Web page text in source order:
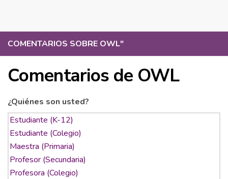
COMENTARIOS SOBRE OWL"
Comentarios de OWL
¿Quiénes son usted?